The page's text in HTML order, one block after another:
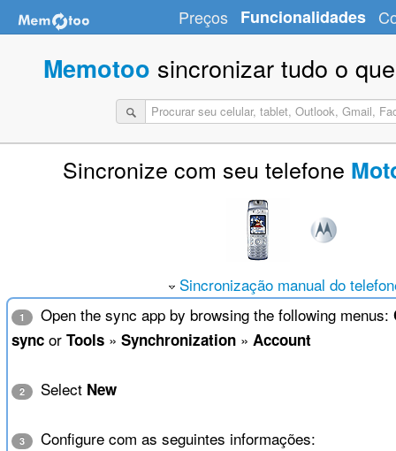
Preços Funcionalidades
Memotoo sincronizar tudo o
Sincronize com seu telefone
Sincronização manual do
1 Open the sync app by browsing the following menus:
syncor Tools» Synchronization» Account
2 Select New
3
Configure com as seguintes informações: